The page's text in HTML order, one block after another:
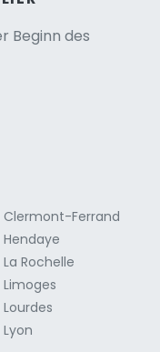
Beginn des
Clermont-Ferrand
Rochelle